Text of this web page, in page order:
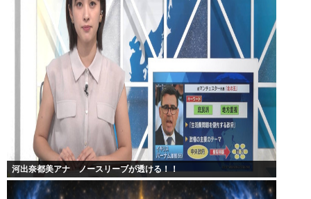
河出奈都美アナ ノースリーブが透ける！！